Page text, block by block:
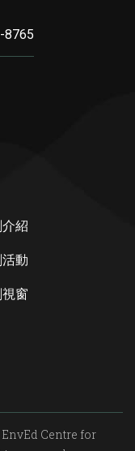
8765
紹
動
窗
EnvEd Centre for